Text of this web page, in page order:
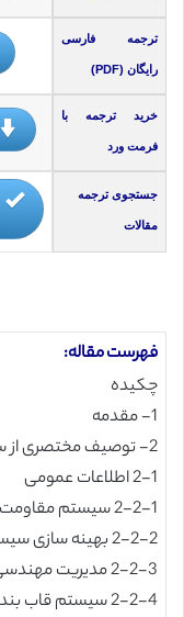
ترجمه فارسی
رایگان (PDF)
خرید ترجمه با
فرمت ورد
جستجوی ترجمه
مقالات
فهرست مقاله:
چکیده
1- مقدمه
2- توصیف مختصری از سیستم سازه ای
2-1 اطلاعات عمومی
2-2-1 سیستم مقاومت بار جانبی
2-2-2 بهینه سازی سیستم سازه و مدیریت بار گرانشی
2-2-3 مدیریت مهندسی باد
2-2-4 سیستم قاب بندی طبقه